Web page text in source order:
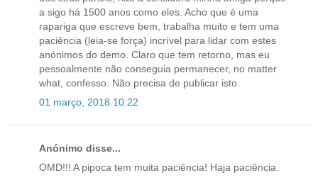
a sigo há 1500 anos como eles. Acho que é uma
rapariga que escreve bem, trabalha muito e tem uma
paciência (leia-se força) incrível para lidar com estes
anónimos do demo. Claro que tem retorno, mas eu
pessoalmente não conseguia permanecer, no matter
what, confesso. Não precisa de publicar isto.
01 março, 2018 10:22
Anónimo disse...
OMD!!! A pipoca tem muita paciência! Haja paciência.